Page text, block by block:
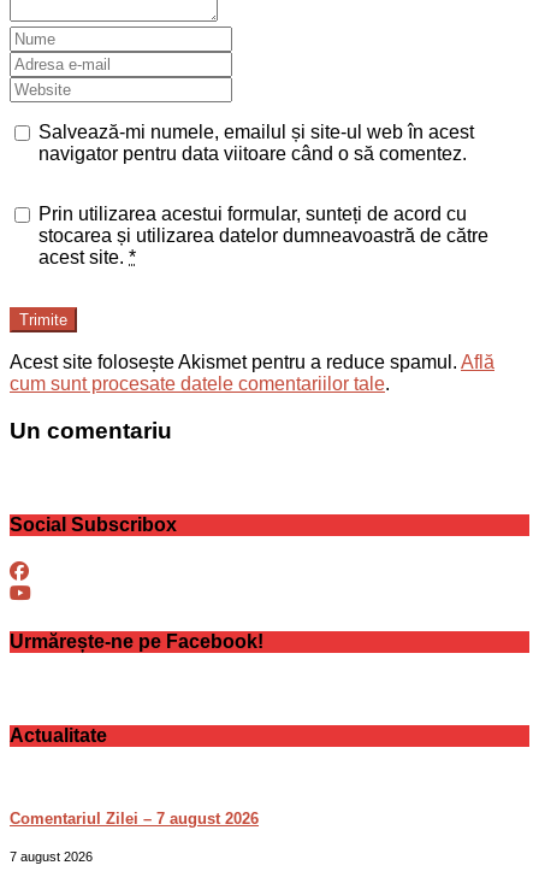
Salvează-mi numele, emailul și site-ul web în acest
navigator pentru data viitoare când o să comentez.
Prin utilizarea acestui formular, sunteți de acord cu
stocarea și utilizarea datelor dumneavoastră de către
acest site. *
Trimite
Acest site folosește Akismet pentru a reduce spamul. Află
cum sunt procesate datele comentariilor tale.
Un comentariu
Social Subscribox
Urmărește-ne pe Facebook!
Actualitate
Comentariul Zilei – 7 august 2026
7 august 2026